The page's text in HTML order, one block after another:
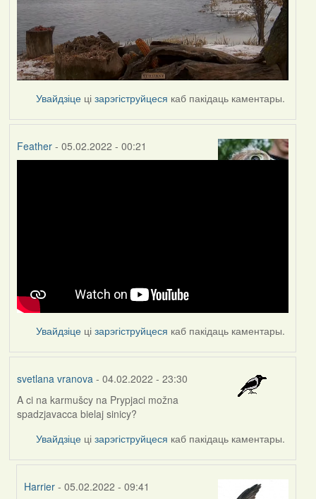
Увайдзіце цізарэгіструйцеся каб пакідаць каментары.
Feather- 05.02.2022 - 00:21
Увайдзіце цізарэгіструйцеся каб пакідаць каментары.
svetlana vranova - 04.02.2022 - 23:30
A ci na karmušcy na Prypjaci možna
spadzjavacca bielaj sinicy?
Увайдзіце цізарэгіструйцеся каб пакідаць каментары.
Harrier - 05.02.2022 - 09:41